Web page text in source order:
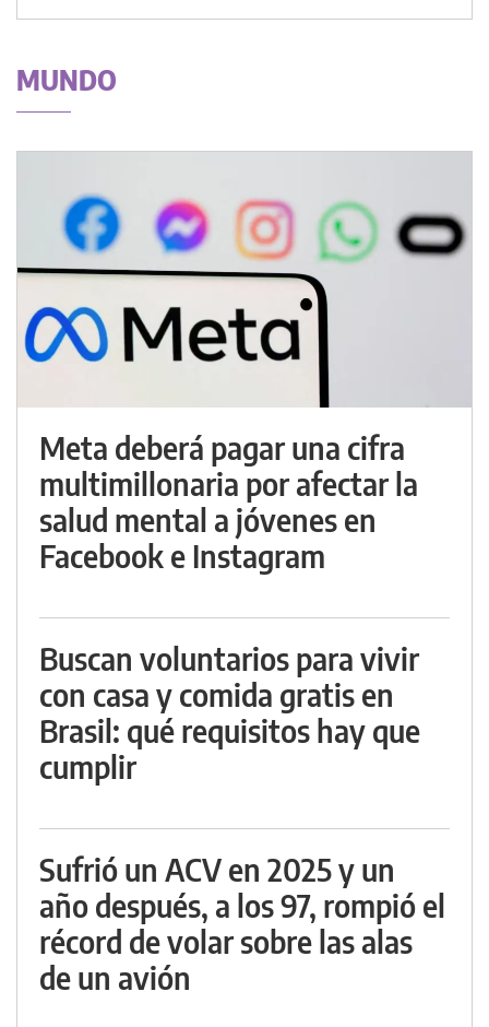
MUNDO
Meta deberá pagar una cifra
multimillonaria por afectar la
salud mental a jóvenes en
Facebook e Instagram
Buscan voluntarios para vivir
con casa y comida gratis en
Brasil: qué requisitos hay que
cumplir
Sufrió un ACV en 2025 y un
año después, a los 97, rompió el
récord de volar sobre las alas
de un avión